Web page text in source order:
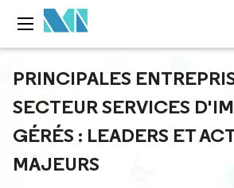
PRINCIPALES
SECTEUR SERVICES
GÉRÉS : LEADERS ET
MAJEURS